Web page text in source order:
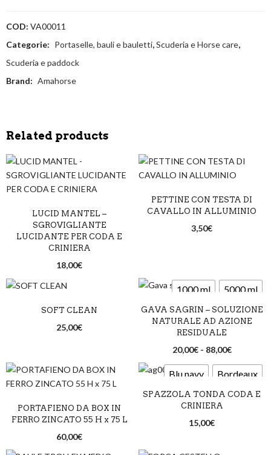
COD: VA00011
Categorie: Portaselle, bauli e bauletti,Scuderia e Horse care,
Scuderia e paddock
Brand: Amahorse
Related products
LUCID MANTEL –
SGROVIGLIANTE
LUCIDANTE PER CODA E
CRINIERA
18,00€
PETTINE CON TESTA DI
CAVALLO IN ALLUMINIO
3,50€
SOFT CLEAN
25,00€
1000 ml 5000 ml
GAVA SAGRIN – SOLUZIONE
NATURALE AD AZIONE
RESIDUALE
20,00€ - 88,00€
PORTAFIENO DA BOX IN
FERRO ZINCATO 55 H x 75 L
60,00€
Blu navy Bordeaux
SPAZZOLA TONDA CODA E
CRINIERA
15,00€